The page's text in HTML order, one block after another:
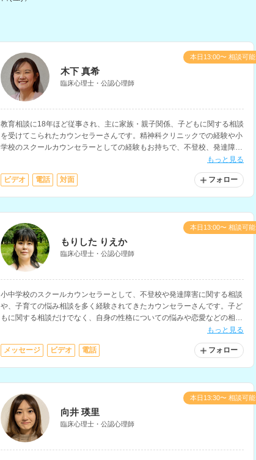
木下 真希
臨床心理士・公認心理師
教育相談に18年ほど従事され、主に家族・親子関係、子どもに関する相談
を受けてこられたカウンセラーさんです。精神科クリニックでの経験や小
学校のスクールカウンセラーとしての経験もお持ちで、不登校、発達障害
もっと見る
ビデオ 電話 対面 フォロー
本日13:00〜 相談可能
もりした りえか
臨床心理士・公認心理師
小中学校のスクールカウンセラーとして、不登校や発達障害に関する相談
や、子育ての悩み相談を多く経験されてきたカウンセラーさんです。子ど
もに関する相談だけでなく、自身の性格についての悩みや恋愛などの相談
もっと見る
メッセージ ビデオ 電話 フォロー
本日13:00〜 相談可能
向井 瑛里
臨床心理士・公認心理師
本日13:30〜 相談可能